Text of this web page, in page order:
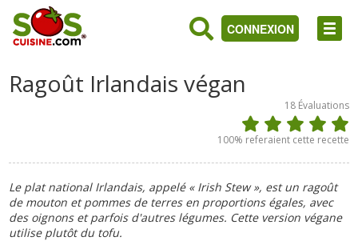
CONNEXION
Ragoût Irlandais végan
18 Évaluations
100% referaient cette recette
Le plat national Irlandais, appelé « Irish Stew », est un ragoût
de mouton et pommes de terres en proportions égales, avec
des oignons et parfois d'autres légumes. Cette version végane
utilise plutôt du tofu.